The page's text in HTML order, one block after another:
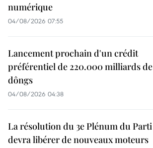
numérique
04/08/2026 07:55
Lancement prochain d'un crédit
préférentiel de 220.000 milliards de
dôngs
04/08/2026 04:38
La résolution du 3e Plénum du Parti
devra libérer de nouveaux moteurs